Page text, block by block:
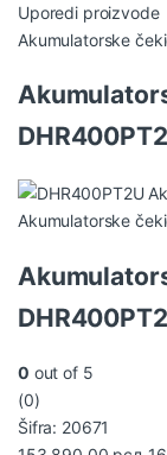
Uporedi proizvode
Akumulatorske
Akumulatorske
0 out of 5
(0)
Šifra: 20671